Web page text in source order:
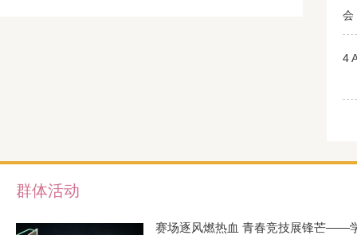
会
4
群体活动
赛场逐风燃热血 青春竞技展锋芒——